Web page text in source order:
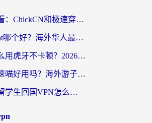
海外党必看：ChickCN和极速穿梭VPN好用吗？3招教你选对回国加速器无缝刷国内资源
斧牛和light哪个好？海外华人最关心的回国加速器选择难题，一篇讲透
在国外怎么用虎牙不卡顿？2026海外华人亲测有效的回国加速器选择指南
斧牛和加速喵好用吗？海外游子的真实选择困境
马来西亚留学生回国VPN怎么选？3个避坑点+1款实测好用的加速器推荐